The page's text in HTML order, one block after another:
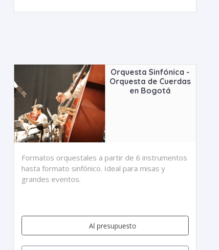
Orquesta Sinfónica -
Orquesta de Cuerdas
en Bogotá
Formatos orquestales a partir de 6 instrumentos
hasta formato sinfónico. Ideal para misas y
grandes eventos.
Al presupuesto